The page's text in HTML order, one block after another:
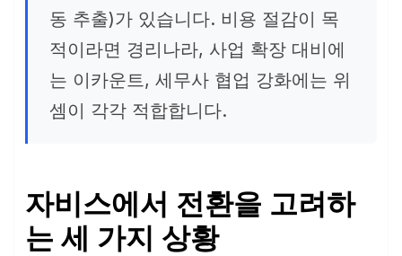
동 추출)가 있습니다. 비용 절감이 목
적이라면 경리나라, 사업 확장 대비에
는 이카운트, 세무사 협업 강화에는 위
셈이 각각 적합합니다.
자비스에서 전환을 고려하
는 세 가지 상황